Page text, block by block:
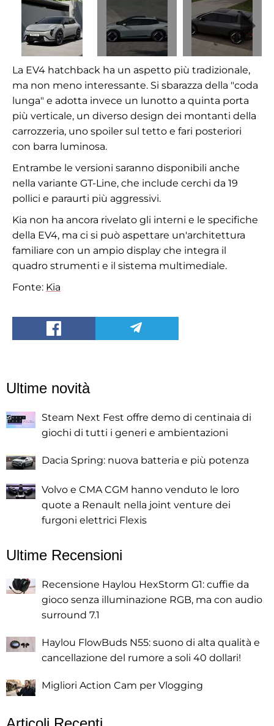
La EV4 hatchback ha un aspetto più tradizionale,
ma non meno interessante. Si sbarazza della "coda
lunga" e adotta invece un lunotto a quinta porta
più verticale, un diverso design dei montanti della
carrozzeria, uno spoiler sul tetto e fari posteriori
con barra luminosa.
Entrambe le versioni saranno disponibili anche
nella variante GT-Line, che include cerchi da 19
pollici e paraurti più aggressivi.
Kia non ha ancora rivelato gli interni e le specifiche
della EV4, ma ci si può aspettare un'architettura
familiare con un ampio display che integra il
quadro strumenti e il sistema multimediale.
Fonte: Kia
Ultime novità
Steam Next Fest offre demo di centinaia di
giochi di tutti i generi e ambientazioni
Dacia Spring: nuova batteria e più potenza
Volvo e CMA CGM hanno venduto le loro
quote a Renault nella joint venture dei
furgoni elettrici Flexis
Ultime Recensioni
Recensione Haylou HexStorm G1: cuffie da
gioco senza illuminazione RGB, ma con audio
surround 7.1
Haylou FlowBuds N55: suono di alta qualità e
cancellazione del rumore a soli 40 dollari!
Migliori Action Cam per Vlogging